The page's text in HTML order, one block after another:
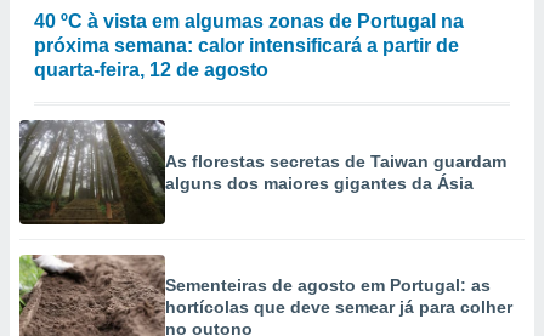
40 ºC à vista em algumas zonas de Portugal na
próxima semana: calor intensificará a partir de
quarta-feira, 12 de agosto
As florestas secretas de Taiwan guardam
alguns dos maiores gigantes da Ásia
Sementeiras de agosto em Portugal: as
hortícolas que deve semear já para colher
no outono